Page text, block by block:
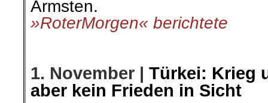
Ärmsten.
»RoterMorgen« berichtete
1. November | Türkei: Krieg
aber kein Frieden in Sicht